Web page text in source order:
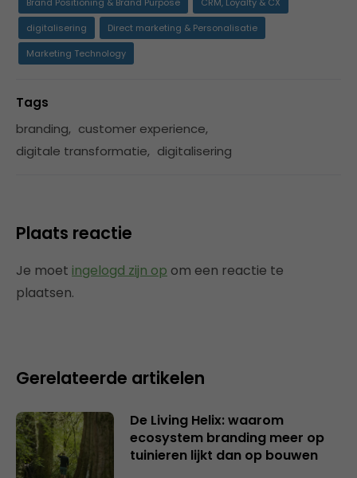
digitalisering
Direct marketing & Personalisatie
Marketing Technology
Tags
branding, customer experience,
digitale transformatie, digitalisering
Plaats reactie
Je moet ingelogd zijn op om een reactie te
plaatsen.
Gerelateerde artikelen
De Living Helix: waarom
ecosystem branding meer op
tuinieren lijkt dan op bouwen